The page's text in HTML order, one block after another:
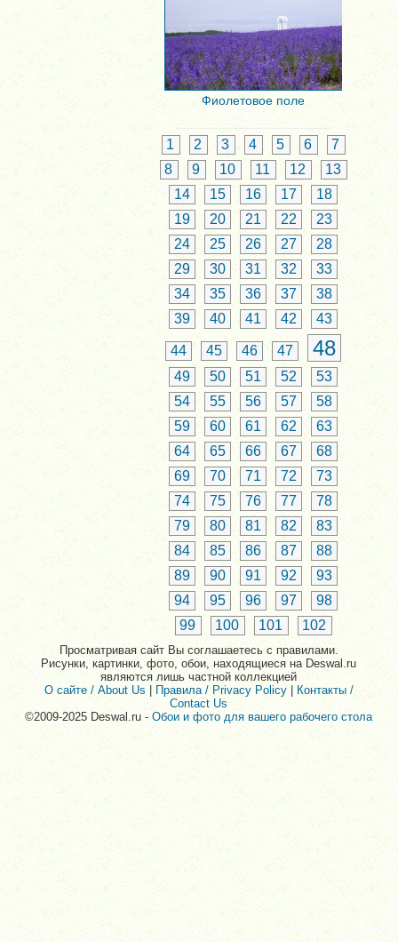
Фиолетовое поле
1 2 3 4 5 6
7
8
9 10 11 12
13
14
15 16 17
18
19
20 21 22
23
24
25 26 27
28
29
30 31 32
33
34
35 36 37
38
39
40 41 42 43
44 45 46 47 48
49 50 51 52
53
54
55 56 57
58
59
60 61 62
63
64
65 66 67
68
69
70 71 72
73
74
75 76 77
78
79
80 81 82
83
84
85 86 87
88
89
90 91 92
93
94
95 96 97
98
99
100 101 102
Просматривая сайт Вы соглашаетесь с правилами.
Рисунки, картинки, фото, обои, находящиеся на Deswal.ru
являются лишь частной коллекцией
О сайте / About Us
Правила / Privacy Policy| Контакты /
Contact Us
©2009-2025 Deswal.ru -Обои и фото для вашего рабочего стола